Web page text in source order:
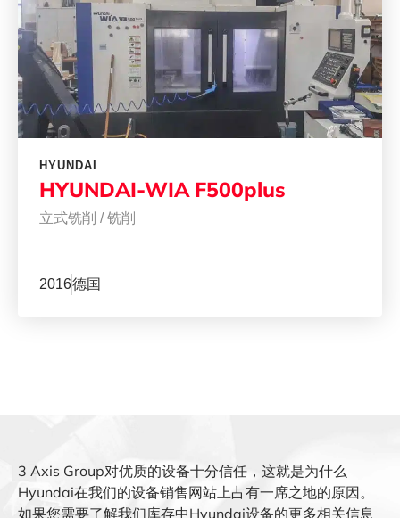
HYUNDAI
HYUNDAI-WIA F500plus
立式铣削 /铣削
2016德国
3 Axis Group对优质的设备十分信任，这就是为什么
Hyundai在我们的设备销售网站上占有一席之地的原因。
如果您需要了解我们库存中Hyundai设备的更多相关信息